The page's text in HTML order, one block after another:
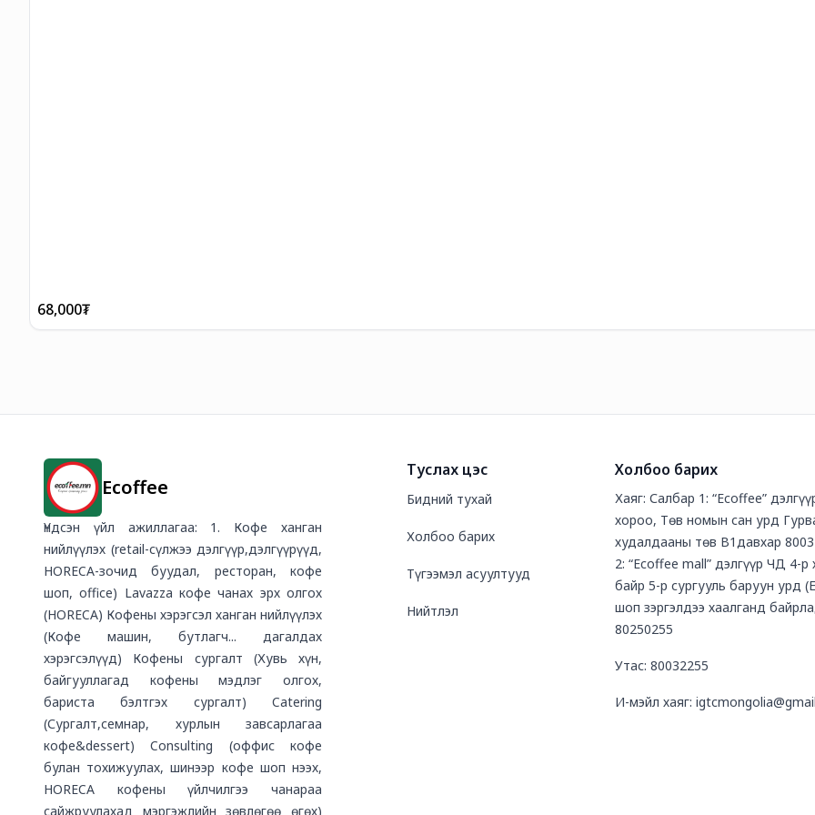
68,000₮
Ecoffee
Үндсэн үйл ажиллагаа: 1. Кофе ханган
нийлүүлэх (retail-сүлжээ дэлгүүр,дэлгүүрүүд,
HORECA-зочид буудал, ресторан, кофе
шоп, office) Lavazza кофе чанах эрх олгох
(HORECA) Кофены хэрэгсэл ханган нийлүүлэх
(Кофе машин, бутлагч... дагалдах
хэрэгсэлүүд) Кофены сургалт (Хувь хүн,
байгууллагад кофены мэдлэг олгох,
бариста бэлтгэх сургалт) Catering
(Сургалт,семнар, хурлын завсарлагаа
кофе&dessert) Consulting (оффис кофе
булан тохижуулах, шинээр кофе шоп нээх,
HORECA кофены үйлчилгээ чанараа
сайжруулахад мэргэжлийн зөвлөгөө өгөх)
Туслах цэс
Бидний тухай
Холбоо барих
Түгээмэл асуултууд
Нийтлэл
Холбоо барих
Хаяг: Салбар 1: “Ecoffee”
хороо, Төв номын сан урд
худалдааны төв В1давхар
2: “Ecoffee mall” дэлгүүр ЧД 4-
байр 5-р сургууль баруун урд
шоп зэргэлдээ хаалганд
80250255
Утас: 80032255
И-мэйл хаяг: